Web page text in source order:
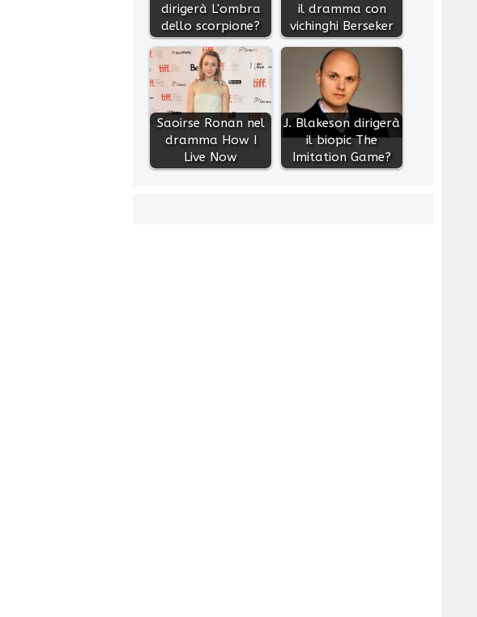
dirigerà L'ombra
dello scorpione?
il dramma con
vichinghi Berseker
Saoirse Ronan nel
dramma How I
Live Now
J. Blakeson dirigerà
il biopic The
Imitation Game?